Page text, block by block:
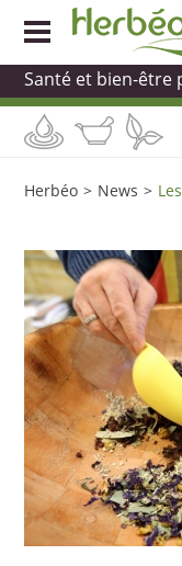
Santé et bien-être
Herbéo > News >